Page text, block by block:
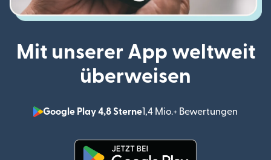
Mit unserer App weltweit
überweisen
Google Play 4,8 Sterne1,4 Mio.+ Bewertungen